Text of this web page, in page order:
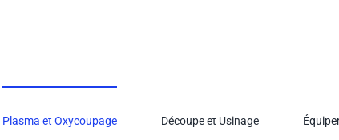
Plasma et Oxycoupage Découpe et Usinage